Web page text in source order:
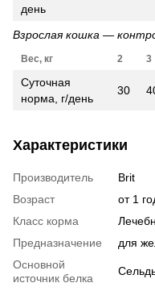
день
Взрослая кошка —
Вес, кг 2 3
Суточная
норма, г/день
30
Характеристики
Производитель
Brit
Возраст
от 1
Класс корма
Предназначение
для
Основной
источник белка